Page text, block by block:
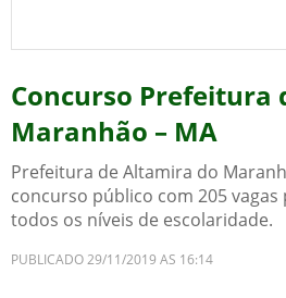
Concurso Prefeitura
Maranhão – MA
Prefeitura de Altamira do
concurso público com 205
todos os níveis de escolaridade.
PUBLICADO 29/11/2019 AS 16:14